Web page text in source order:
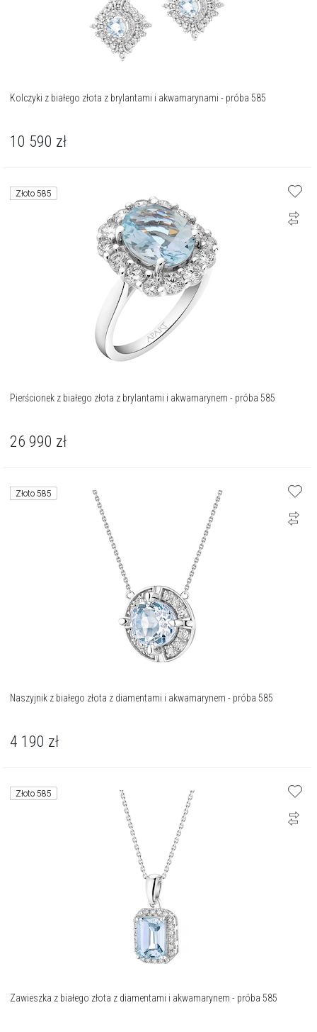
Kolczyki z białego złota z brylantami i akwamarynami - próba 585
10 590 zł
Złoto 585
Pierścionek z białego złota z brylantami i akwamarynem - próba 585
26 990 zł
Złoto 585
Naszyjnik z białego złota z diamentami i akwamarynem - próba 585
4 190 zł
Złoto 585
Zawieszka z białego złota z diamentami i akwamarynem - próba 585